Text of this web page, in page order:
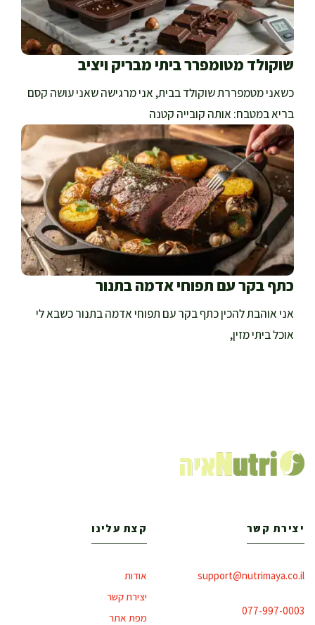
שוקולד מטומפרר ביתי מבריק ויציב
כשאני מטמפררת שוקולד בבית, אני מרגישה שאני עושה קסם
בריא במטבח: אותה קובייה קטנה
כתף בקר עם תפוחי אדמה בתנור
אני אוהבת להכין כתף בקר עם תפוחי אדמה בתנור כשבא לי
אוכל ביתי מזין,
יצירת קשר
support@nutrimaya.co.il
077-997-0003
קצת עלינו
אודות
יצירת קשר
מפת אתר